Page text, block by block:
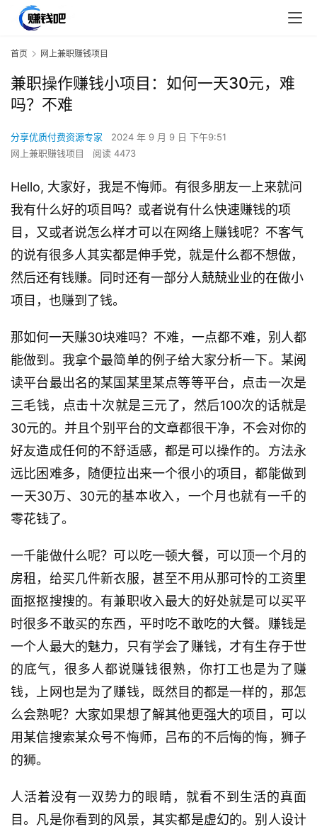
首页 网上兼职赚钱项目
兼职操作赚钱小项目：如何一天30元，难
吗？不难
分享优质付费资源专家
2024 年 9 月 9 日 下午9:51
网上兼职赚钱项目
阅读 4473
Hello, 大家好，我是不悔师。有很多朋友一上来就问
我有什么好的项目吗？或者说有什么快速赚钱的项
目，又或者说怎么样才可以在网络上赚钱呢？不客气
的说有很多人其实都是伸手党，就是什么都不想做，
然后还有钱赚。同时还有一部分人兢兢业业的在做小
项目，也赚到了钱。
那如何一天赚30块难吗？不难，一点都不难，别人都
能做到。我拿个最简单的例子给大家分析一下。某阅
读平台最出名的某国某里某点等等平台，点击一次是
三毛钱，点击十次就是三元了，然后100次的话就是
30元的。并且个别平台的文章都很干净，不会对你的
好友造成任何的不舒适感，都是可以操作的。方法永
远比困难多，随便拉出来一个很小的项目，都能做到
一天30万、30元的基本收入，一个月也就有一千的
零花钱了。
一千能做什么呢？可以吃一顿大餐，可以顶一个月的
房租，给买几件新衣服，甚至不用从那可怜的工资里
面抠抠搜搜的。有兼职收入最大的好处就是可以买平
时很多不敢买的东西，平时吃不敢吃的大餐。赚钱是
一个人最大的魅力，只有学会了赚钱，才有生存于世
的底气，很多人都说赚钱很熟，你打工也是为了赚
钱，上网也是为了赚钱，既然目的都是一样的，那怎
么会熟呢？大家如果想了解其他更强大的项目，可以
用某信搜索某众号不悔师，吕布的不后悔的悔，狮子
的狮。
人活着没有一双势力的眼睛，就看不到生活的真面
目。凡是你看到的风景，其实都是虚幻的。别人设计